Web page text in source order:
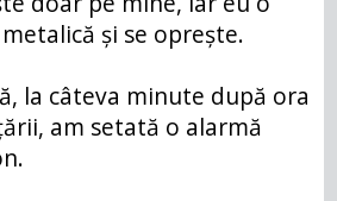
și se oprește.
la câteva minute după ora
am setată o alarmă